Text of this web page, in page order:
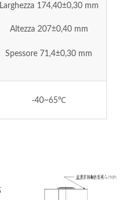
Larghezza 174,40±0,30 mm
Altezza 207±0,40 mm
Spessore 71,4±0,30 mm
-40~65℃